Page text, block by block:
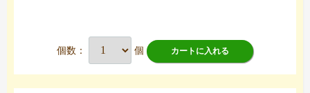
個数： 個 カートに入れる